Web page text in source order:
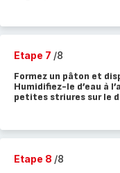
Etape 7 /8
Formez un pâton et
Humidifiez-le d’eau à
petites striures sur le
Etape 8 /8